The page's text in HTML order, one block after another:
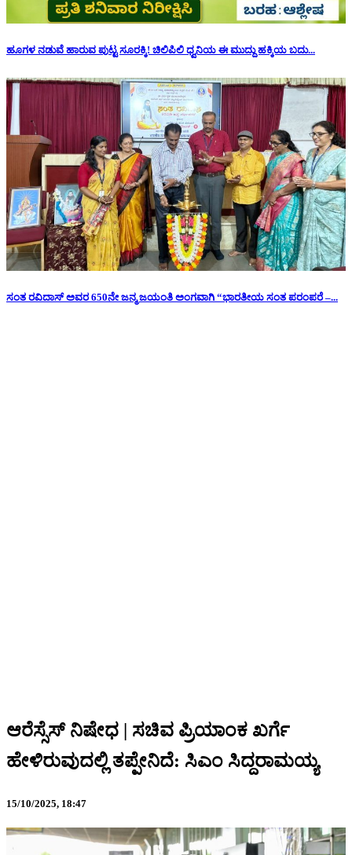
ಹೂಗಳ ನಡುವೆ ಹಾರುವ ಪುಟ್ಟ ಸೂರಕ್ಕಿ! ಚಿಲಿಪಿಲಿ ಧ್ವನಿಯ ಈ ಮುದ್ದು ಹಕ್ಕಿಯ ಬದು...
ಸಂತ ರವಿದಾಸ್ ಅವರ 650ನೇ ಜನ್ಮ ಜಯಂತಿ ಅಂಗವಾಗಿ “ಭಾರತೀಯ ಸಂತ ಪರಂಪರೆ –...
ಆರೆಸ್ಸೆಸ್ ನಿಷೇಧ | ಸಚಿವ ಪ್ರಿಯಾಂಕ ಖರ್ಗೆ
ಹೇಳಿರುವುದಲ್ಲಿ ತಪ್ಪೇನಿದೆ: ಸಿಎಂ ಸಿದ್ದರಾಮಯ್ಯ
15/10/2025, 18:47